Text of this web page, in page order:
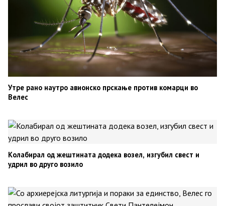
Утре рано наутро авионско прскање против комарци во
Велес
Колабирал од жештината додека возел, изгубил свест и
удрил во друго возило